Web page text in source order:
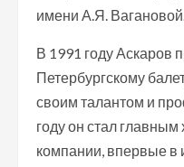
имени А.Я.
В 1991 году Аскаров
Петербургскому
своим талантом и
году он стал
компании, впервые в